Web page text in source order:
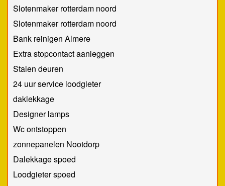
Slotenmaker rotterdam noord
Slotenmaker rotterdam noord
Bank reinigen Almere
Extra stopcontact aanleggen
Stalen deuren
24 uur service loodgieter
daklekkage
Designer lamps
Wc ontstoppen
zonnepanelen Nootdorp
Dalekkage spoed
Loodgieter spoed